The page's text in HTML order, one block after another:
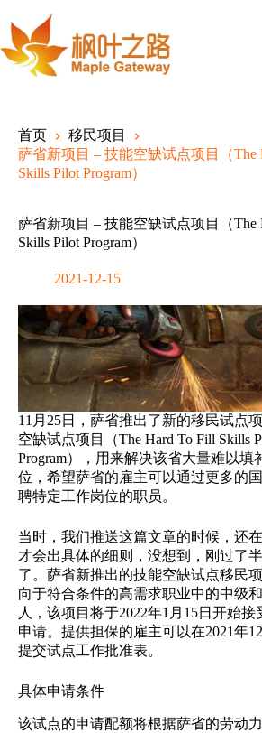
content
首页
移民项目
萨省新项目 – 技能空缺试点项目（The
Skills Pilot Program）
萨省新项目 – 技能空缺试点项目（The
Skills Pilot Program）
2021-12-15
11月25日，萨省推出了新的移民试
空缺试点项目（The Hard To Fill Skills
Program），用来解决该省大量难以填
位，希望萨省的雇主可以通过更多的
聘特定工作岗位的职员。
当时，我们推送这篇文章的时候，还
才会出具体的细则，没想到，刚过了
了。萨省新推出的技能空缺试点移民
向于符合条件的高需求职业中的中级
人，该项目将于2022年1月15日开始接
申请。提供担保的雇主可以在2021年
提交试点工作批准表。
具体申请条件
该试点的申请配额将根据萨省的劳动力